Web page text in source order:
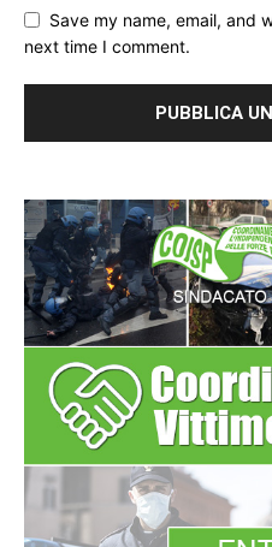
Save my name, email, and
next time I comment.